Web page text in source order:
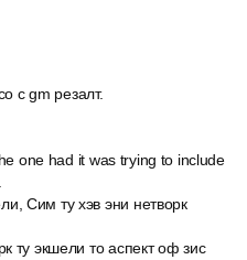
с gm резалт.
one had it was trying to include
Сим ту хэв эни нетворк
ту экшели то аспект оф зис